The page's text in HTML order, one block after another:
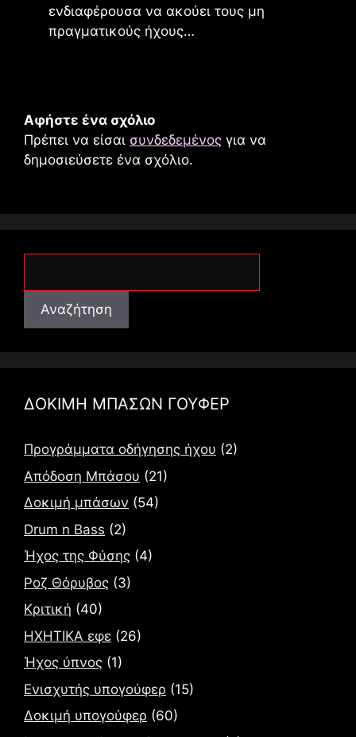
ενδιαφέρουσα να ακούει τους μη
πραγματικούς ήχους…
Αφήστε ένα σχόλιο
Πρέπει να είσαι συνδεδεμένος για να
δημοσιεύσετε ένα σχόλιο.
Αναζήτηση
ΔΟΚΙΜΗ ΜΠΑΣΩΝ ΓΟΥΦΕΡ
Προγράμματα οδήγησης ήχου (2)
Απόδοση Μπάσου (21)
Δοκιμή μπάσων (54)
Drum n Bass (2)
Ήχος της Φύσης (4)
Ροζ Θόρυβος (3)
Κριτική (40)
ΗΧΗΤΙΚΑ εφε (26)
Ήχος ύπνος (1)
Ενισχυτής υπογούφερ (15)
Δοκιμή υπογούφερ (60)